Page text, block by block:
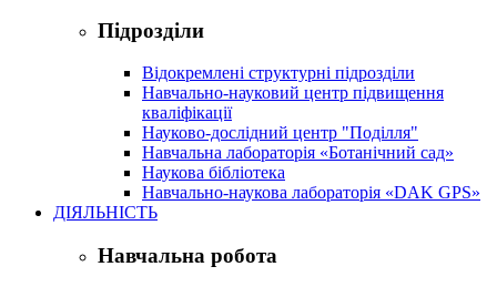
Підрозділи
Відокремлені структурні підрозділи
Навчально-науковий центр підвищення
кваліфікації
Науково-дослідний центр "Поділля"
Навчальна лабораторія «Ботанічний сад»
Наукова бібліотека
Навчально-наукова лабораторія «DAK GPS»
ДІЯЛЬНІСТЬ
Навчальна робота